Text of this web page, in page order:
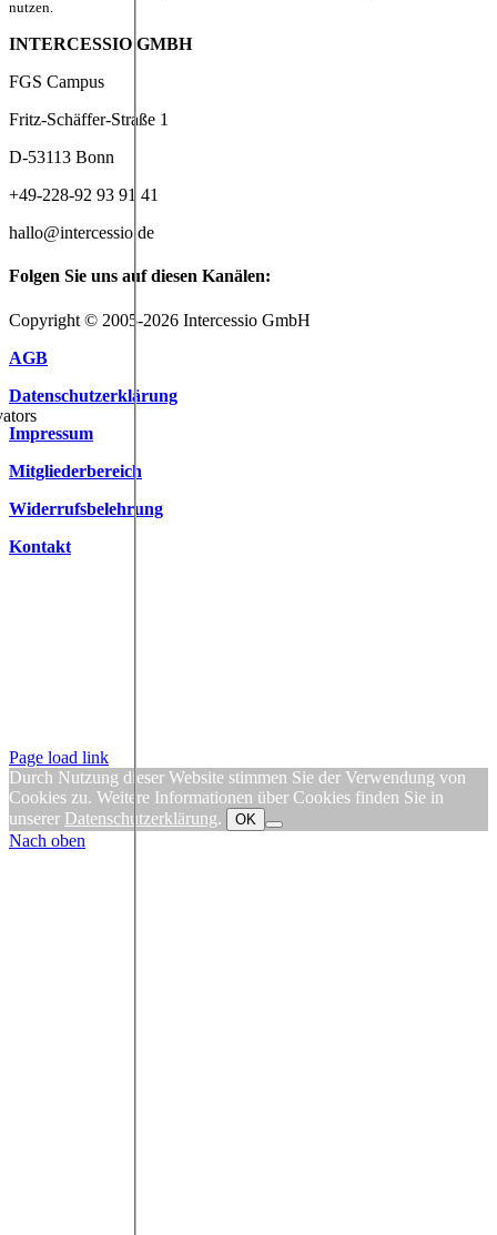
nutzen.
INTERCESSIO GMBH
FGS Campus
Fritz-Schäffer-Straße 1
D-53113 Bonn
+49-228-92 93 91 41
hallo@intercessio.de
Folgen Sie uns auf diesen Kanälen:
Copyright © 2005-2026 Intercessio GmbH
AGB
Datenschutzerklärung
Impressum
Mitgliederbereich
Widerrufsbelehrung
Kontakt
Page load link
Durch Nutzung dieser Website stimmen Sie der Verwendung von
Cookies zu. Weitere Informationen über Cookies finden Sie in
unserer Datenschutzerklärung. OK
Nach oben